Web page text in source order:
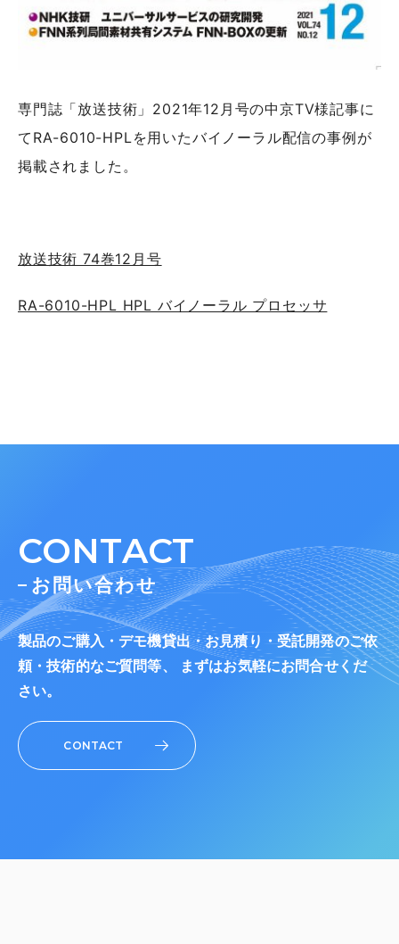
専門誌「放送技術」2021年12月号の中京TV様記事に
てRA-6010-HPLを用いたバイノーラル配信の事例が
掲載されました。
放送技術 74巻12月号
RA-6010-HPL HPL バイノーラル プロセッサ
CONTACT
お問い合わせ
製品のご購入・デモ機貸出・お見積り・受託開発のご依
頼・技術的なご質問等、 まずはお気軽にお問合せくだ
さい。
CONTACT